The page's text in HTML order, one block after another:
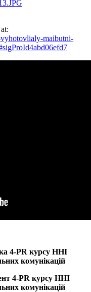
maibutni-
4-PR курсу ННІ
комунікацій
4-PR курсу ННІ
комунікацій